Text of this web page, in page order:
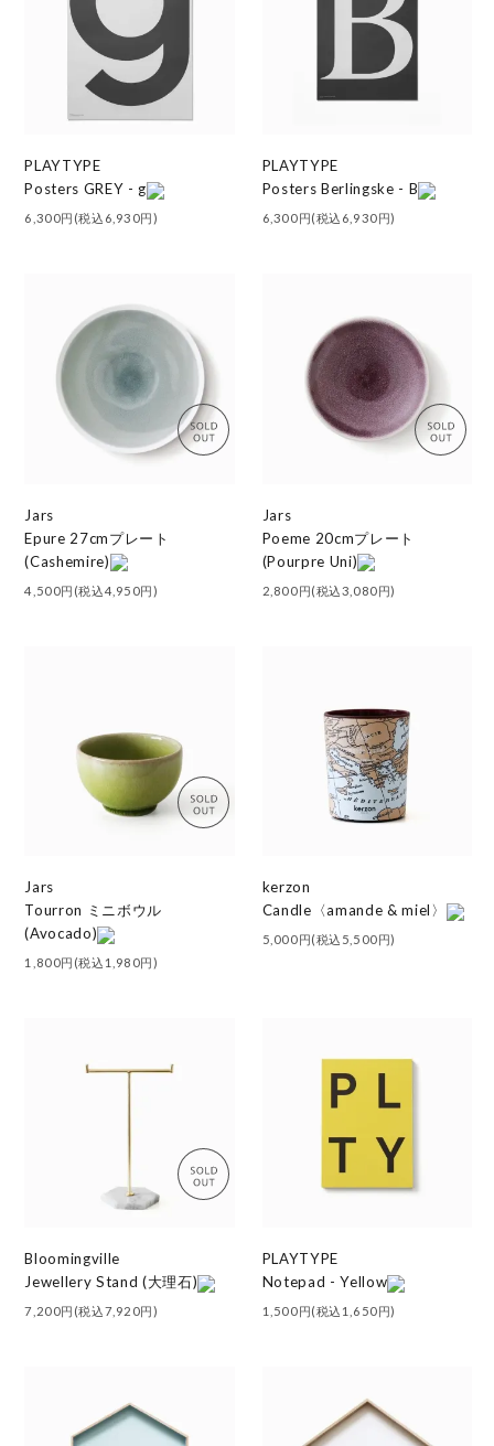
PLAYTYPE
Posters GREY - g
6,300円(税込6,930円)
PLAYTYPE
Posters Berlingske - B
6,300円(税込6,930円)
Jars
Epure 27cmプレート
(Cashemire)
4,500円(税込4,950円)
Jars
Poeme 20cmプレート
(Pourpre Uni)
2,800円(税込3,080円)
Jars
Tourron ミニボウル
(Avocado)
1,800円(税込1,980円)
kerzon
Candle〈amande & miel〉
5,000円(税込5,500円)
Bloomingville
Jewellery Stand (大理石)
7,200円(税込7,920円)
PLAYTYPE
Notepad - Yellow
1,500円(税込1,650円)